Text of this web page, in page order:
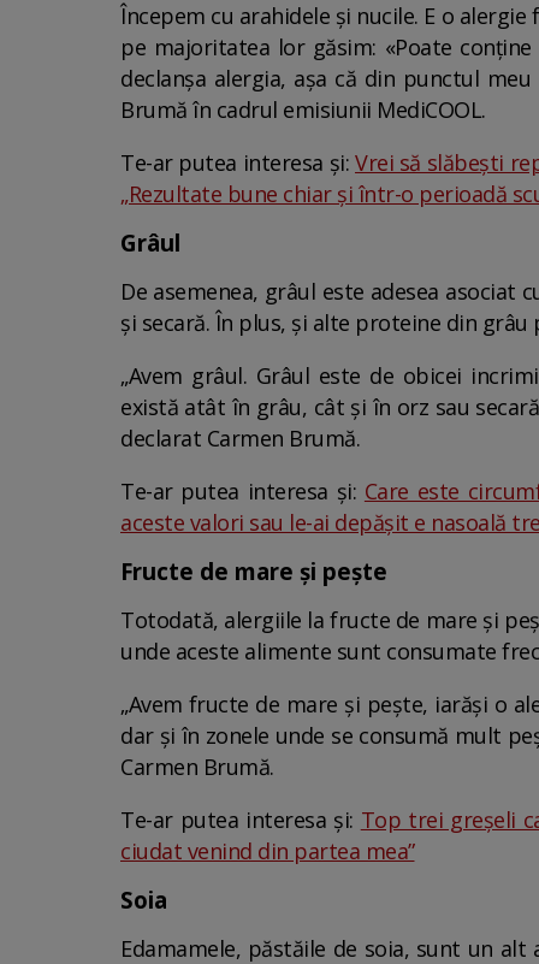
Începem cu arahidele și nucile. E o
pe majoritatea lor găsim: «Poate
declanșa alergia, așa că din punctul
Brumă în cadrul emisiunii MediCOOL.
Te-ar putea interesa și: Vrei să slăbești
„Rezultate bune chiar și într-o perioadă
Grâul
De asemenea, grâul este adesea
și secară. În plus, și alte proteine din
„Avem grâul. Grâul este de obicei
există atât în grâu, cât și în orz sau
declarat Carmen Brumă.
Te-ar putea interesa și: Care este
aceste valori sau le-ai depășit e nasoală
Fructe de mare și pește
Totodată, alergiile la fructe de mare și
unde aceste alimente sunt consumate
„Avem fructe de mare și pește, iarăși o
dar și în zonele unde se consumă mult
Carmen Brumă.
Te-ar putea interesa și: Top trei greșeli
ciudat venind din partea mea”
Soia
Edamamele, păstăile de soia, sunt un